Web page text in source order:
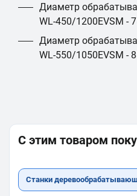
Диаметр
WL-450/1200EVSM -
Диаметр
WL-550/1050EVSM -
С этим товаром
Станки